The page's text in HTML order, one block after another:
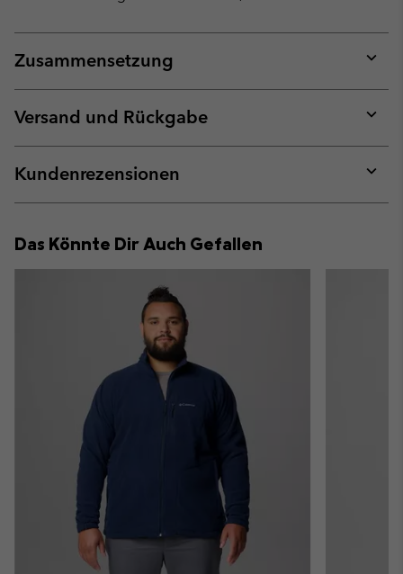
Zusammensetzung
or
Versand und Rückgabe
or
Kundenrezensionen
or
Das Könnte Dir Auch Gefallen